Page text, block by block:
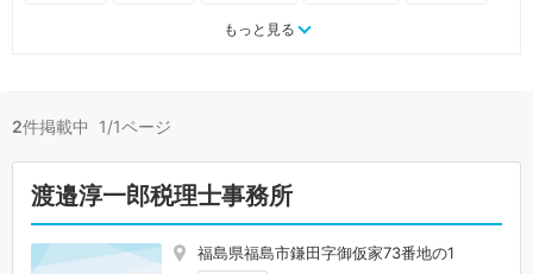
美術館図書館前駅 (0) 上松川駅 (0)
もっと見る
2件掲載中 1/1ページ
渡邉淳一郎税理士事務所
福島県福島市鎌田字御仮家73番地の1